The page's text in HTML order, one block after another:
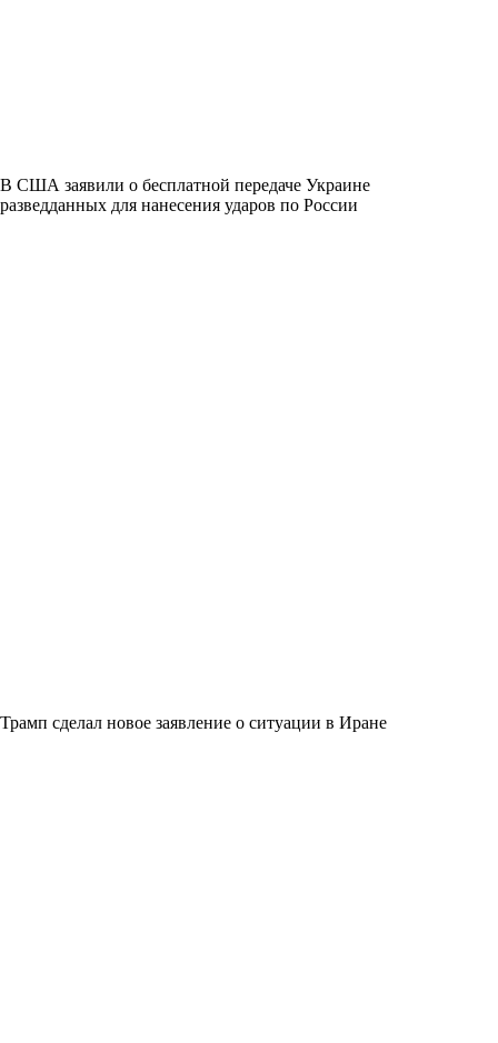
В США заявили о бесплатной передаче Украине
разведданных для нанесения ударов по России
Трамп сделал новое заявление о ситуации в Иране